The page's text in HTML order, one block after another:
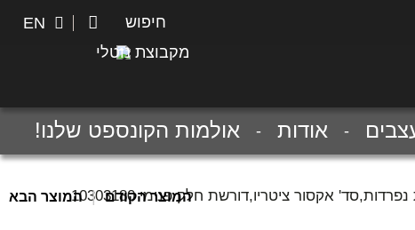
חיפוש EN
מקבוצת נוטלי
אודות אולמות הקונספט שלנו!
המוצר הקודם | המוצר הבא